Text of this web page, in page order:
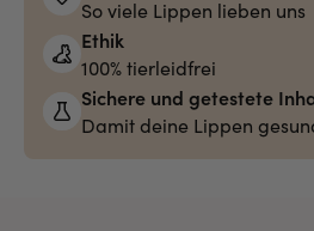
So viele Lippen lieben uns
Ethik
100% tierleidfrei
Sichere und getestete
Damit deine Lippen